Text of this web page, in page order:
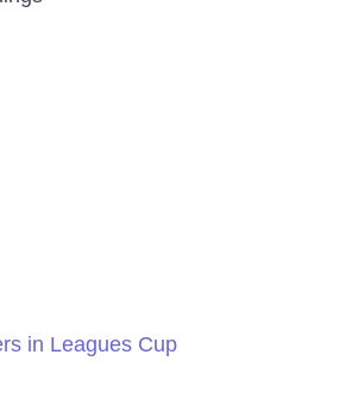
in Leagues Cup